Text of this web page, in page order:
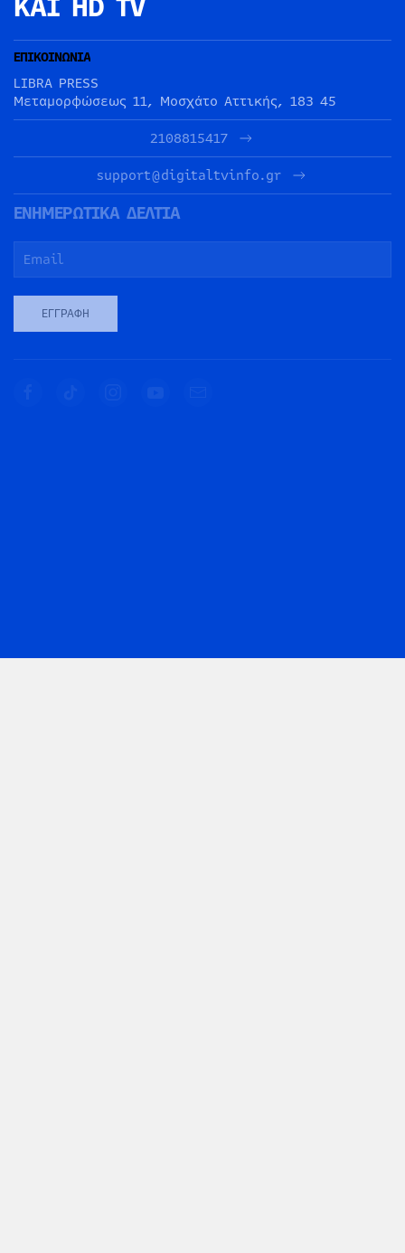
ΕΠΙΚΟΙΝΩΝΙΑ
LIBRA PRESS
Μεταμορφώσεως 11, Μοσχάτο Αττικής, 183 45
2108815417
support@digitaltvinfo.gr
ΕΝΗΜΕΡΩΤΙΚΑ ΔΕΛΤΙΑ
ΕΓΓΡΑΦΉ